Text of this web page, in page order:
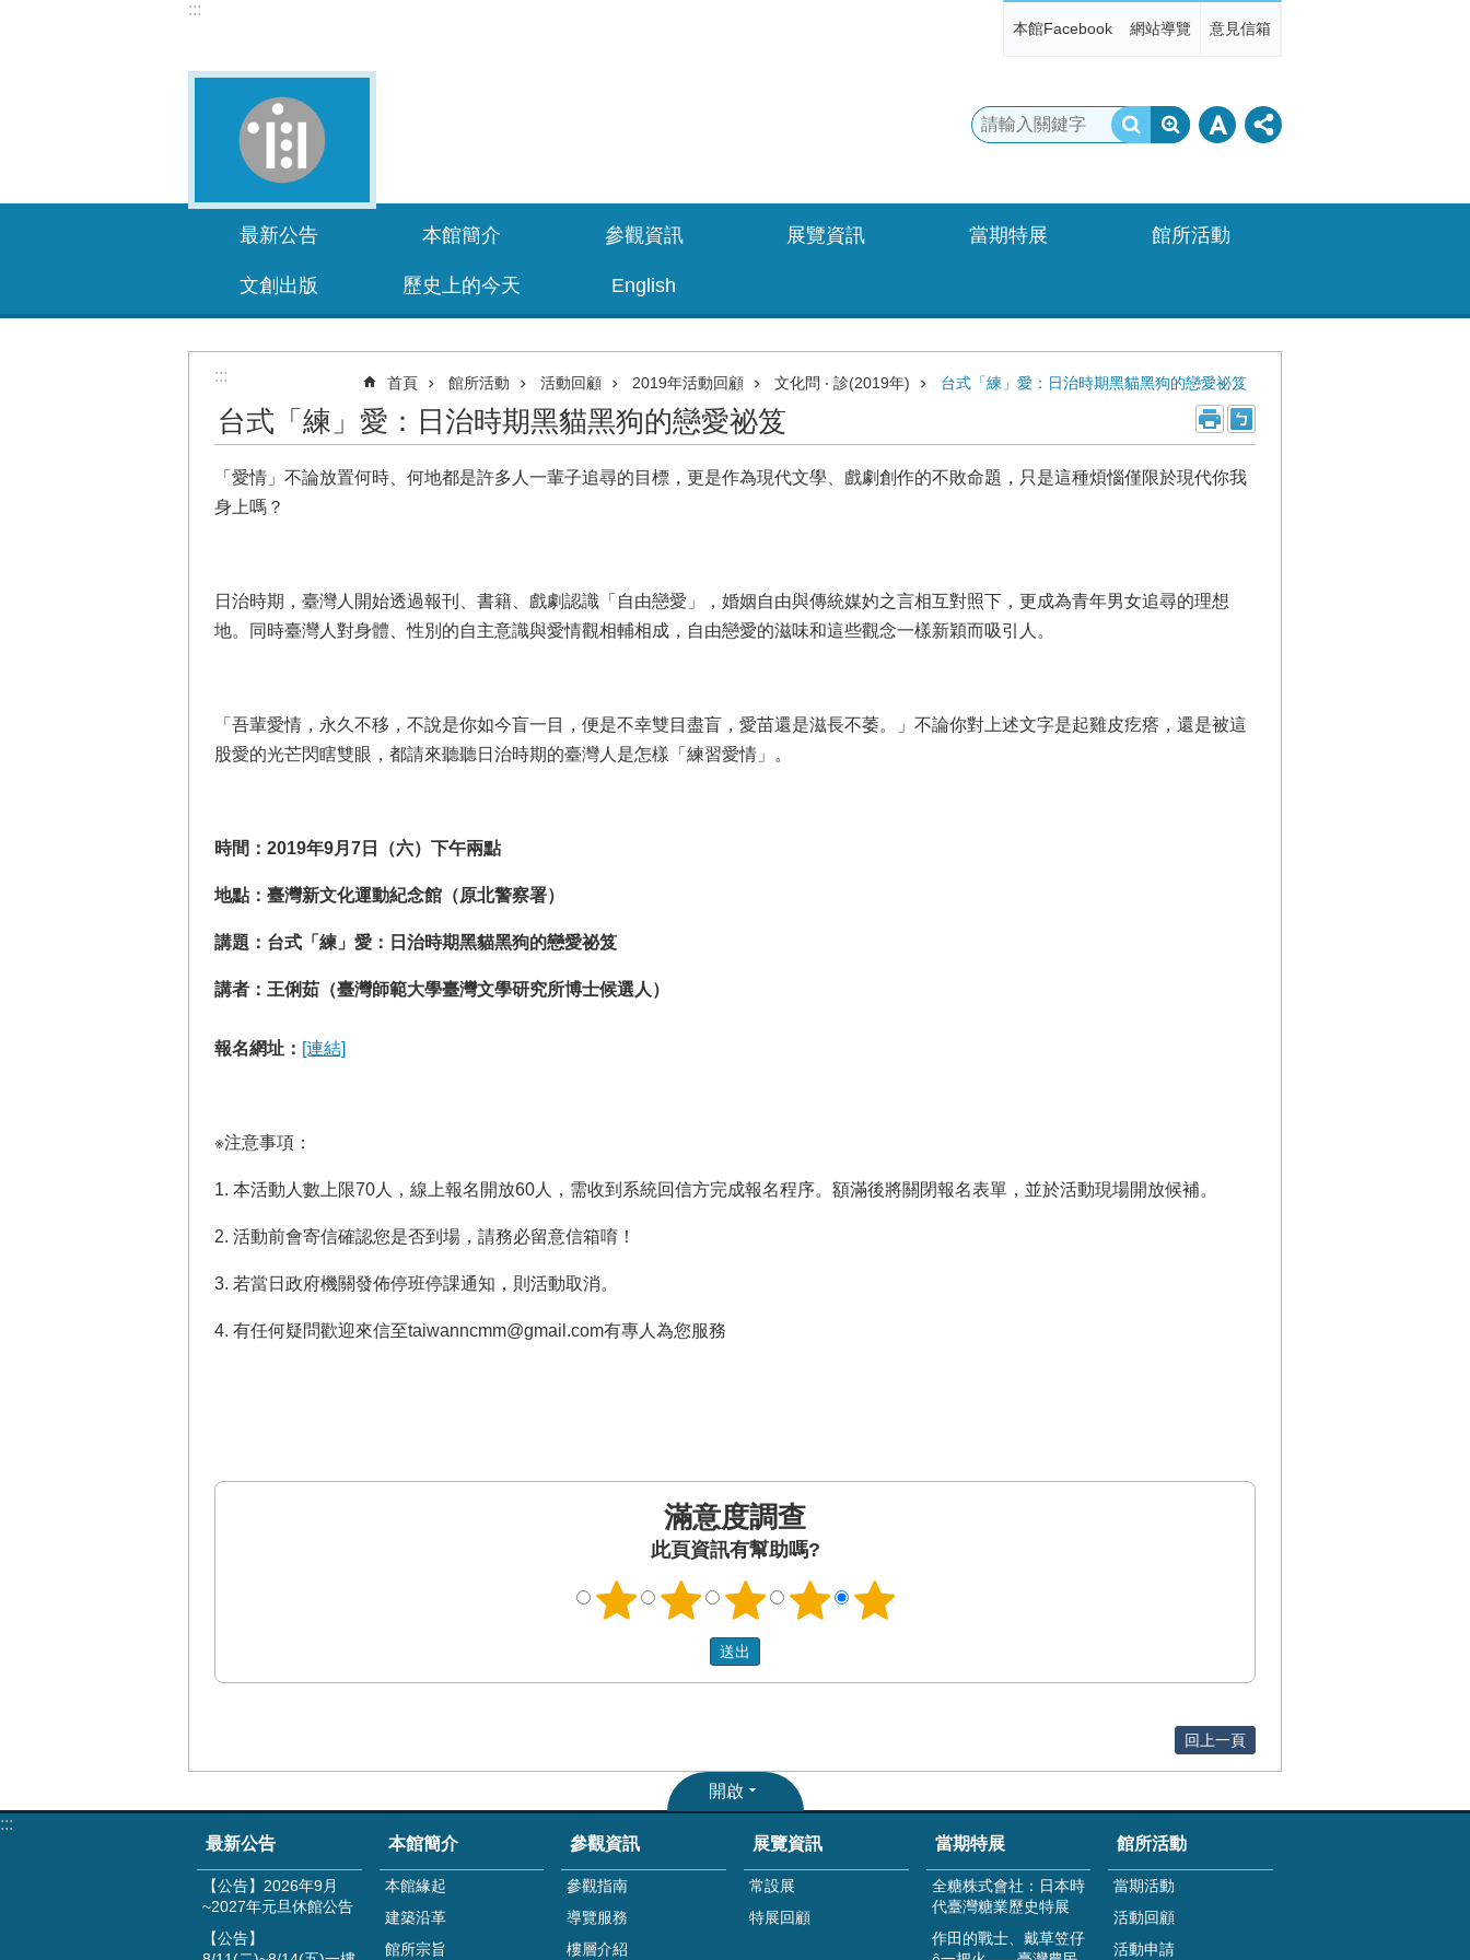
:::
本館Facebook 網站導覽 意見信箱
最新公告 本館簡介 參觀資訊 展覽資訊 當期特展 館所活動
文創出版 歷史上的今天 English
::: 首頁 館所活動 活動回顧 2019年活動回顧 文化問 ‧ 診(2019年) 台式「練」愛：日治時期黑貓黑狗的戀愛祕笈
台式「練」愛：日治時期黑貓黑狗的戀愛祕笈
「愛情」不論放置何時、何地都是許多人一輩子追尋的目標，更是作為現代文學、戲劇創作的不敗命題，只是這種煩惱僅限於現代你我
身上嗎？
日治時期，臺灣人開始透過報刊、書籍、戲劇認識「自由戀愛」，婚姻自由與傳統媒妁之言相互對照下，更成為青年男女追尋的理想
地。同時臺灣人對身體、性別的自主意識與愛情觀相輔相成，自由戀愛的滋味和這些觀念一樣新穎而吸引人。
「吾輩愛情，永久不移，不說是你如今盲一目，便是不幸雙目盡盲，愛苗還是滋長不萎。」不論你對上述文字是起雞皮疙瘩，還是被這
股愛的光芒閃瞎雙眼，都請來聽聽日治時期的臺灣人是怎樣「練習愛情」。
時間：2019年9月7日（六）下午兩點
地點：臺灣新文化運動紀念館（原北警察署）
講題：台式「練」愛：日治時期黑貓黑狗的戀愛祕笈
講者：王俐茹（臺灣師範大學臺灣文學研究所博士候選人）
報名網址： [連結]
※注意事項：
1. 本活動人數上限70人，線上報名開放60人，需收到系統回信方完成報名程序。額滿後將關閉報名表單，並於活動現場開放候補。
2. 活動前會寄信確認您是否到場，請務必留意信箱唷！
3. 若當日政府機關發佈停班停課通知，則活動取消。
4. 有任何疑問歡迎來信至taiwanncmm@gmail.com有專人為您服務
滿意度調查
此頁資訊有幫助嗎?
回上一頁
開啟
:::
最新公告
【公告】2026年9月
~2027年元旦休館公告
【公告】
本館簡介
本館緣起
建築沿革
館所宗旨
參觀資訊
參觀指南
導覽服務
樓層介紹
展覽資訊
常設展
特展回顧
當期特展
全糖株式會社：日本時
代臺灣糖業歷史特展
作田的戰士、戴草笠仔
館所活動
當期活動
活動回顧
活動申請